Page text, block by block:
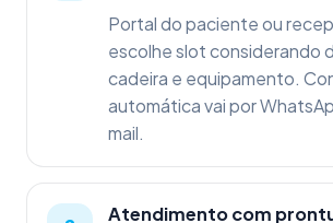
Portal do paciente ou
escolhe slot considerando
cadeira e equipamento.
automática vai por
mail.
Atendimento com